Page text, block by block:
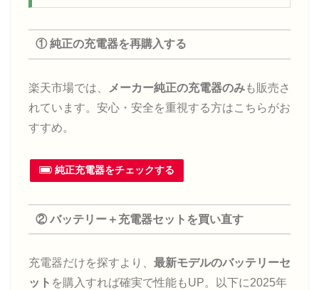
① 純正の充電器を再購入する
楽天市場では、 メーカー純正の充電器のみも販売さ
れています。安心・安全を重視する方はこちらがお
すすめ。
純正充電器をチェックする
② バッテリー＋充電器セットを買い直す
充電器だけを探すより、 最新モデルのバッテリーセ
ット を購入すれば確実で性能もUP。以下に2025年